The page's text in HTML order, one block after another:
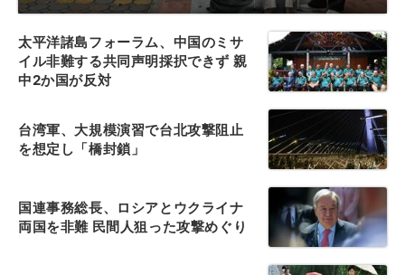
太平洋諸島フォーラム、中国のミサ
イル非難する共同声明採択できず 親
中2か国が反対
台湾軍、大規模演習で台北攻撃阻止
を想定し「橋封鎖」
国連事務総長、ロシアとウクライナ
両国を非難 民間人狙った攻撃めぐり